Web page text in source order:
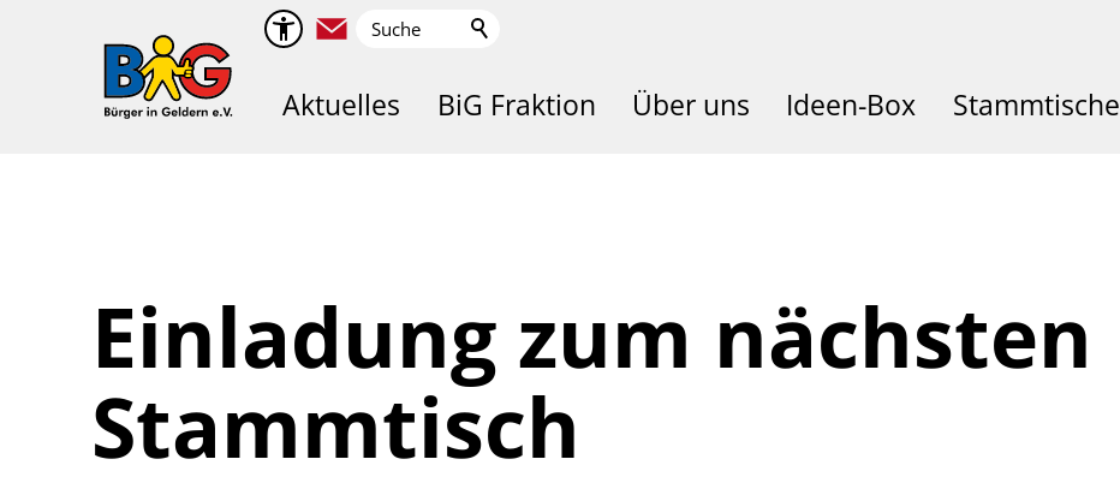
Aktuelles BiG Fraktion Über uns Ideen-Box Stammtische
Einladung zum nächsten
Stammtisch